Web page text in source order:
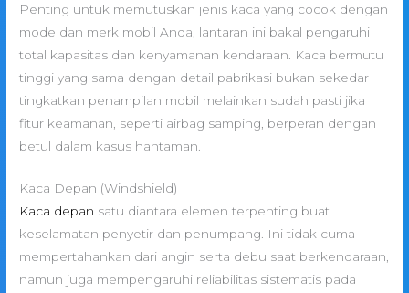
Penting untuk memutuskan jenis kaca yang cocok dengan
mode dan merk mobil Anda, lantaran ini bakal pengaruhi
total kapasitas dan kenyamanan kendaraan. Kaca bermutu
tinggi yang sama dengan detail pabrikasi bukan sekedar
tingkatkan penampilan mobil melainkan sudah pasti jika
fitur keamanan, seperti airbag samping, berperan dengan
betul dalam kasus hantaman.
Kaca Depan (Windshield)
Kaca depan satu diantara elemen terpenting buat
keselamatan penyetir dan penumpang. Ini tidak cuma
mempertahankan dari angin serta debu saat berkendaraan,
namun juga mempengaruhi reliabilitas sistematis pada